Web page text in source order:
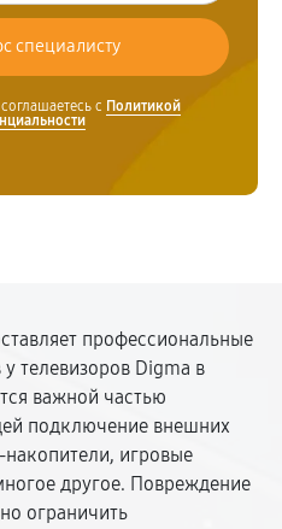
с Политикой
профессиональные
телевизоров Digma в
важной частью
подключение внешних
игровые
другое. Повреждение
ограничить